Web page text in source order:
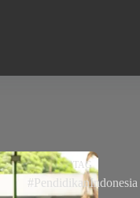
TAG
#PendidikanIndonesia